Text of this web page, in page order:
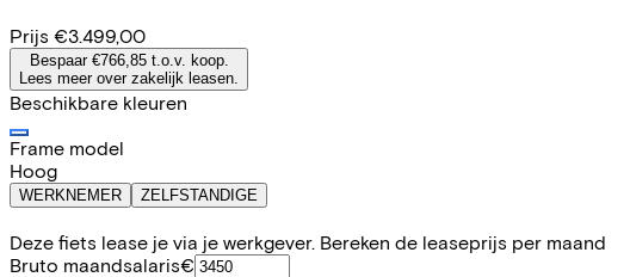
Prijs €3.499,00
Bespaar €766,85 t.o.v. koop.
Lees meer over zakelijk leasen.
Beschikbare kleuren
Frame model
Hoog
WERKNEMER ZELFSTANDIGE
Deze fiets lease je via je werkgever. Bereken de leaseprijs per maand
Bruto maandsalaris€